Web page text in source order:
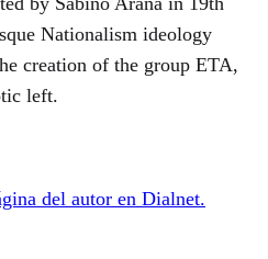
Nationalism ideology
creation of the group ETA,
left.
del autor en Dialnet.